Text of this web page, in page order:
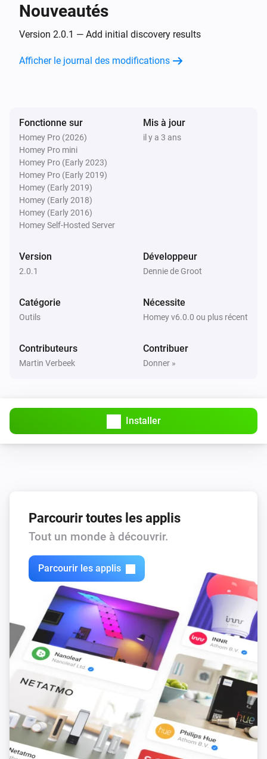
Nouveautés
Version 2.0.1 — Add initial discovery results
Afficher le journal des modifications
Fonctionne sur
Homey Pro (2026)
Homey Pro mini
Homey Pro (Early 2023)
Homey Pro (Early 2019)
Homey (Early 2019)
Homey (Early 2018)
Homey (Early 2016)
Homey Self-Hosted Server
Mis à jour
il y a 3 ans
Version
2.0.1
Développeur
Dennie de Groot
Catégorie
Outils
Nécessite
Homey v6.0.0 ou plus récent
Contributeurs
Martin Verbeek
Contribuer
Donner »
Installer
Parcourir toutes les applis
Tout un monde à découvrir.
Parcourir les applis